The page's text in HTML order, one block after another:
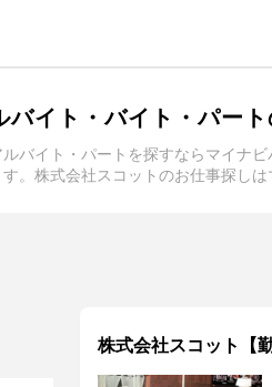
バイト・バイト・パー
バイト・パートを探すならマイナ
。株式会社スコットのお仕事探しは
株式会社スコット【